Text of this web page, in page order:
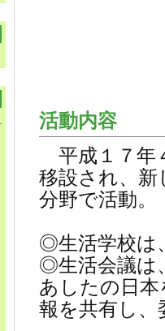
活動内容
平成１７年
移設され、新
分野で活動。
◎生活学校は
◎生活会議は
あしたの日
報を共有し、